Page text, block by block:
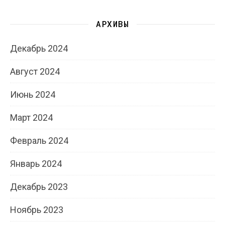
АРХИВЫ
Декабрь 2024
Август 2024
Июнь 2024
Март 2024
Февраль 2024
Январь 2024
Декабрь 2023
Ноябрь 2023